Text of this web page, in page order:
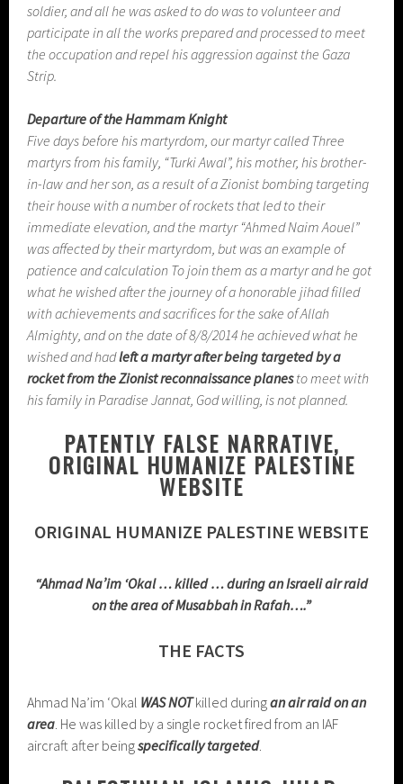
soldier, and all he was asked to do was to volunteer and
participate in all the works prepared and processed to meet
the occupation and repel his aggression against the Gaza
Strip.
Departure of the Hammam Knight
Five days before his martyrdom, our martyr called Three
martyrs from his family, “Turki Awal”, his mother, his brother-
in-law and her son, as a result of a Zionist bombing targeting
their house with a number of rockets that led to their
immediate elevation, and the martyr “Ahmed Naim Aouel”
was affected by their martyrdom, but was an example of
patience and calculation To join them as a martyr and he got
what he wished after the journey of a honorable jihad filled
with achievements and sacrifices for the sake of Allah
Almighty, and on the date of 8/8/2014 he achieved what he
wished and hadleft a martyr after being targeted by a
rocket from the Zionist reconnaissance planesto meet with
his family in Paradise Jannat, God willing, is not planned.
PATENTLY FALSE NARRATIVE,
ORIGINAL HUMANIZE PALESTINE
WEBSITE
ORIGINAL HUMANIZE PALESTINE WEBSITE
“Ahmad Na’im ‘Okal … killed … during an Israeli air raid
on the area of Musabbah in Rafah….”
THE FACTS
Ahmad Na’im ‘Okal WAS NOTkilled duringan air raid on an
area. He was killed by a single rocket fired from an IAF
aircraft after beingspecifically targeted.